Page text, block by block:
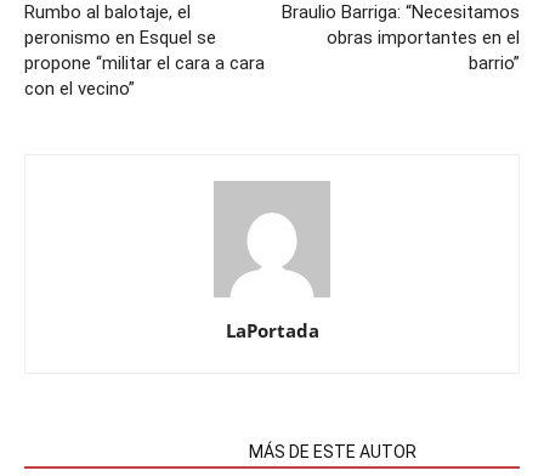
Rumbo al balotaje, el
peronismo en Esquel se
propone “militar el cara a cara
con el vecino”
Braulio Barriga: “Necesitamos
obras importantes en el
barrio”
LaPortada
MÁS DE ESTE AUTOR